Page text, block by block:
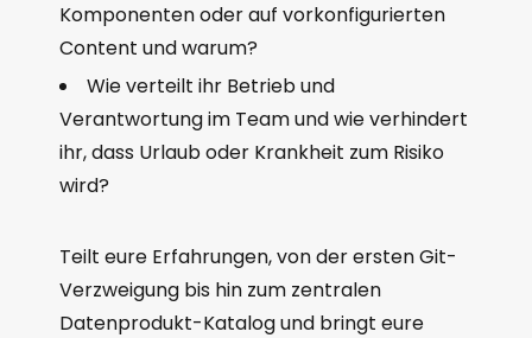
Komponenten oder auf vorkonfigurierten
Content und warum?
Wie verteilt ihr Betrieb und
Verantwortung im Team und wie verhindert
ihr, dass Urlaub oder Krankheit zum Risiko
wird?
Teilt eure Erfahrungen, von der ersten Git-
Verzweigung bis hin zum zentralen
Datenprodukt-Katalog und bringt eure